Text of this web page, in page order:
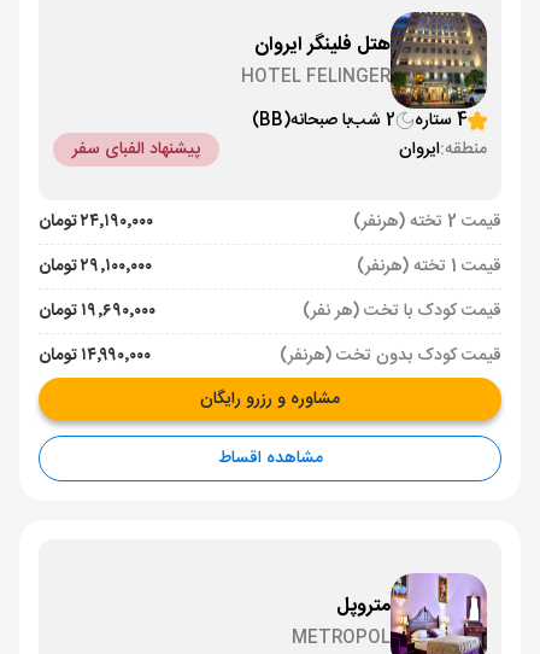
هتل فلینگر ایروان
HOTEL FELINGER
4 ستاره
2 شب با صبحانه(BB)
منطقه:ایروان پیشنهاد الفبای سفر
قیمت 2 تخته (هرنفر)
۲۴٬۱۹۰٬۰۰۰ تومان
قیمت 1 تخته (هرنفر)
۲۹٬۱۰۰٬۰۰۰ تومان
قیمت کودک با تخت (هر نفر)
۱۹٬۶۹۰٬۰۰۰ تومان
قیمت کودک بدون تخت (هرنفر)
۱۴٬۹۹۰٬۰۰۰ تومان
مشاوره و رزرو رایگان
مشاهده اقساط
متروپل
METROPOL